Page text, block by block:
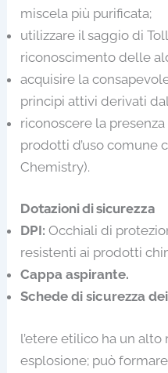
miscela più purificata;
utilizzare il saggio di
riconoscimento delle
acquisire la
principi attivi derivati
riconoscere la
prodotti d’uso comune
Chemistry).
Dotazioni di sicurezza
DPI:Occhiali di
resistenti ai prodotti
Cappa aspirante.
Schede di sicurezza
l’etere etilico ha un
esplosione; può